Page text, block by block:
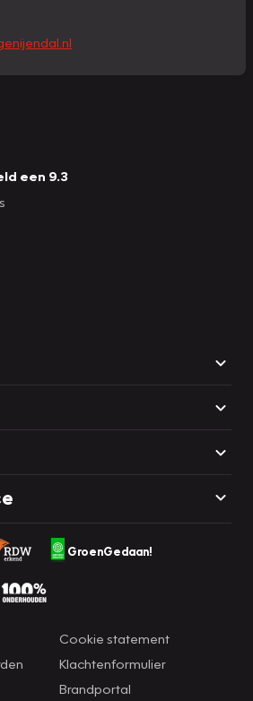
een 9.3
GroenGedaan!
Cookie statement
Klachtenformulier
Brandportal